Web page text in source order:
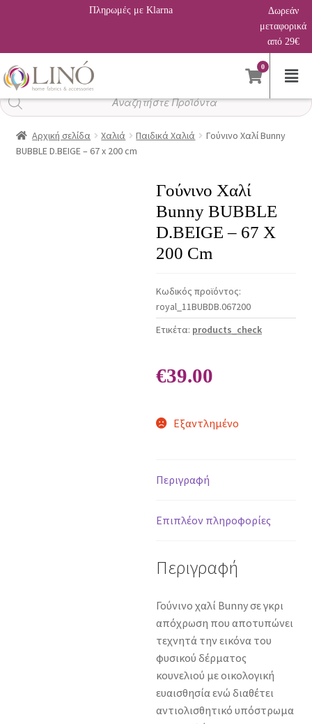
Πληρωμές με Klarna
Δωρεάν
μεταφορικά
από 29€
0
Αναζήτηση
προϊόντων
Αρχική σελίδα Χαλιά Παιδικά Χαλιά
Γούνινο Χαλί Bunny
BUBBLE D.BEIGE – 67 x 200 cm
Γούνινο Χαλί
Bunny BUBBLE
D.BEIGE – 67 X
200 Cm
Κωδικός προϊόντος:
royal_11BUBDB.067200
Ετικέτα: products_check
€39.00
Εξαντλημένο
Περιγραφή
Επιπλέον πληροφορίες
Περιγραφή
Γούνινο χαλί Bunny σε γκρι
απόχρωση που αποτυπώνει
τεχνητά την εικόνα του
φυσικού δέρματος
κουνελιού με οικολογική
ευαισθησία ενώ διαθέτει
αντιολισθητικό υπόστρωμα